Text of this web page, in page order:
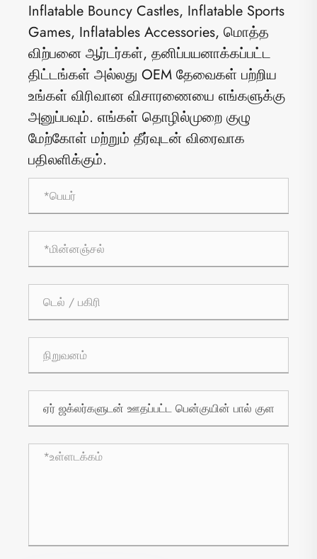
Inflatable Bouncy Castles, Inflatable Sports
Games, Inflatables Accessories, மொத்த
விற்பனை ஆர்டர்கள், தனிப்பயனாக்கப்பட்ட
திட்டங்கள் அல்லது OEM தேவைகள் பற்றிய
உங்கள் விரிவான விசாரணையை எங்களுக்கு
அனுப்பவும். எங்கள் தொழில்முறை குழு
மேற்கோள் மற்றும் தீர்வுடன் விரைவாக
பதிலளிக்கும்.